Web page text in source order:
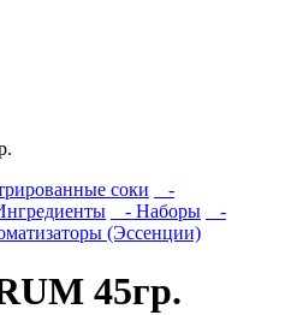
соки
-
- Наборы
-
(Эссенции)
45гр.